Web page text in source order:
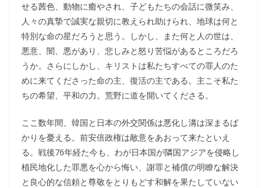
せる茜色、動物に癒やされ、子どもたちの会話に微笑み、
人々の真摯で誠実な親切に教えられ助けられ、地球は何と
特別な命の星だろうと思う。しかし、また何と人の世は、
悪意、闇、悪があり、悲しみと怒り苦悩があるところだろ
うか。さらにしかし、キリストは私たちすべての罪人のた
めに来てくださった命の主、復活の主である。主こそ私た
ちの希望、平和の力。荒野に道を開いてくださる。
ここ数年間、韓国と日本の外交関係は悪化し溝は深まるば
かりを憂える。前安倍政権は敵意をあおって来たといえ
る。戦後76年経た今も、わが日本国が隣国アジアを侵略し
植民地化した罪悪を心から悔い、謝罪と補償の明瞭な解決
と良心的な信頼と尊敬をとりもどす和解を果たしていない